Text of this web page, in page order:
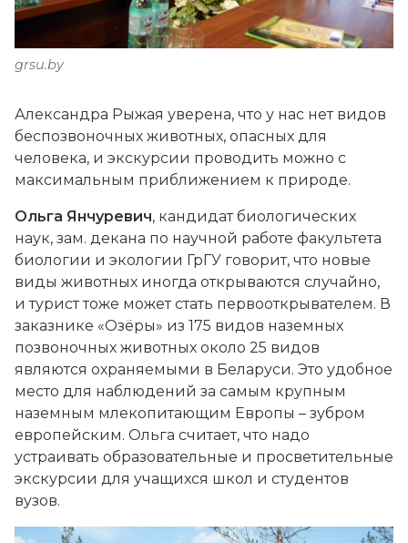
grsu.by
Александра Рыжая уверена, что у нас нет видов
беспозвоночных животных, опасных для
человека, и экскурсии проводить можно с
максимальным приближением к природе.
Ольга Янчуревич, кандидат биологических
наук, зам. декана по научной работе факультета
биологии и экологии ГрГУ говорит, что новые
виды животных иногда открываются случайно,
и турист тоже может стать первооткрывателем. В
заказнике «Озёры» из 175 видов наземных
позвоночных животных около 25 видов
являются охраняемыми в Беларуси. Это удобное
место для наблюдений за самым крупным
наземным млекопитающим Европы – зубром
европейским. Ольга считает, что надо
устраивать образовательные и просветительные
экскурсии для учащихся школ и студентов
вузов.